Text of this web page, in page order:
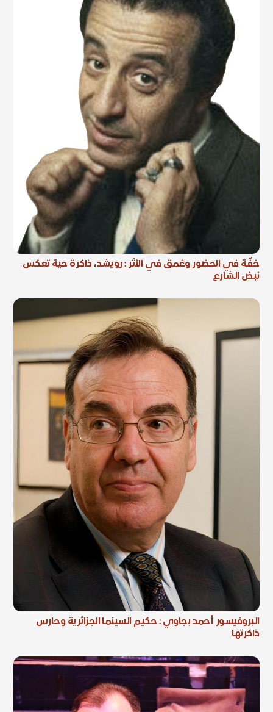
خفّة في الحضور وعُمق في الأثر : رويشد، ذاكرة حية تعكس
نبض الشارع
البروفيسور أحمد بجاوي : حكيم السينما الجزائرية وحارس
ذاكرتها